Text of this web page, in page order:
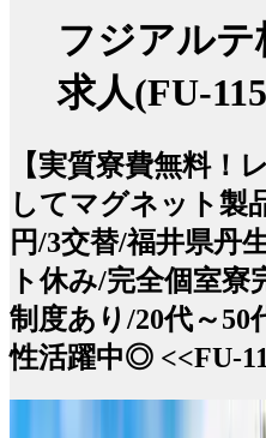
フジアル
求人(FU-
【実質寮費無料！
してマグネット製
円/3交替/福井県丹
ト休み/完全個室
制度あり/20代～50
性活躍中◎ <<FU-